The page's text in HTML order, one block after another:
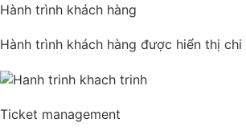
Hành trình khách hàng
Hành trình khách hàng được hiển thị
Ticket management